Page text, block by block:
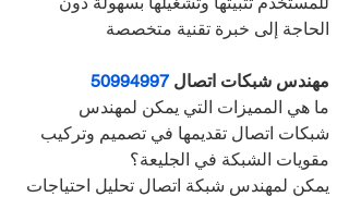
الحاجة إلى خبرة تقنية متخصصة
مهندس شبكات اتصال 50994997
ما هي المميزات التي يمكن لمهندس
شبكات اتصال تقديمها في تصميم وتركيب
مقويات الشبكة في الجليعة؟
يمكن لمهندس شبكة اتصال تحليل احتياجات